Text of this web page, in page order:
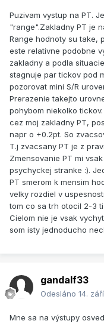
Puzivam vystup na PT.
"range".Zakladny PT je
Range hodnoty su take,
este relativne podobne
zakladny a podla
stagnuje par tickov pod
pozorovat mini S/R
Prerazenie takejto
pohybom niekolko
cez moj zakladny PT,
napr o +0.2pt. So
T.j zvacsany PT je z
Zmensovanie PT mi
psychyckej stranke :).
PT smerom k mensim
velky rozdiel v
tom co sa trh otocil 2-3
Cielom nie je vsak
som isty jednoducho
gandalf33
Odesláno 14.
Mne sa na výstupy